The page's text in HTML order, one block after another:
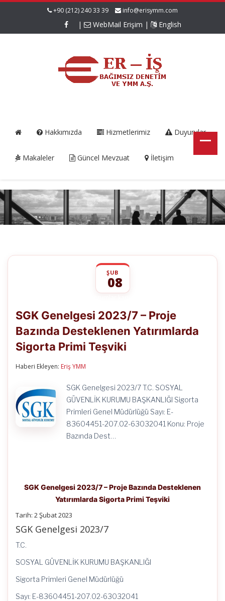
+90 (212) 240 33 39 info@erisymm.com
| WebMail Erişim | English
Hakkımızda Hizmetlerimiz Duyurular
Makaleler Güncel Mevzuat İletişim
ŞUB
08
2023/7
Proje
Desteklenen
için
SGK Genelgesi 2023/7 – Proje
Bazında Desteklenen Yatırımlarda
Sigorta Primi Teşviki
Haberi Ekleyen: Eriş YMM
SGK Genelgesi 2023/7 T.C. SOSYAL
GÜVENLİK KURUMU BAŞKANLIĞI Sigorta
Primleri Genel Müdürlüğü Sayı: E-
83604451-207.02-63032041 Konu: Proje
Bazında Dest…
SGK Genelgesi 2023/7 – Proje Bazında Desteklenen
Yatırımlarda Sigorta Primi Teşviki
Tarih: 2 Şubat 2023
SGK Genelgesi 2023/7
T.C.
SOSYAL GÜVENLİK KURUMU BAŞKANLIĞI
Sigorta Primleri Genel Müdürlüğü
Sayı: E-83604451-207.02-63032041